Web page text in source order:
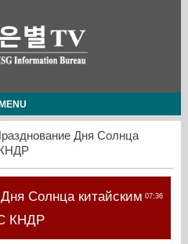
MENU
Дня Солнца
07:36
Солнца китайским
КНДР